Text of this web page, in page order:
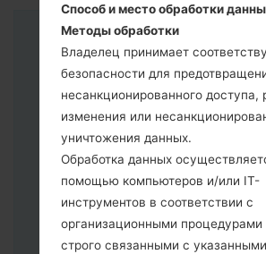
Способ и место обработки
Методы обработки
Владелец принимает
безопасности для
несанкционированного доступа,
изменения или
уничтожения данных.
Обработка данных
помощью компьютеров и/или IT-
инструментов в соответствии с
организационными
строго связанными с